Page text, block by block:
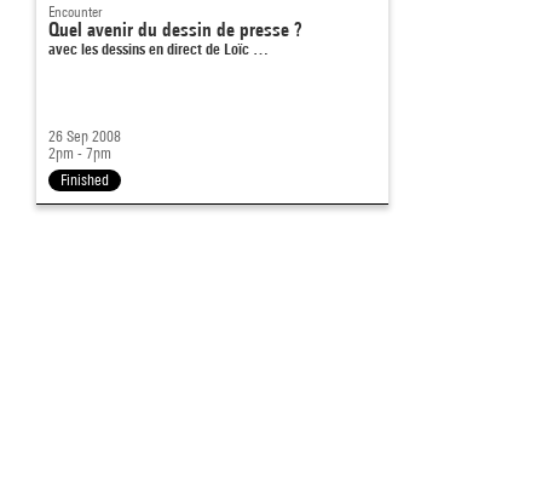
Encounter
Quel avenir du dessin de presse ?
avec les dessins en direct de Loïc …
26 Sep 2008
2pm - 7pm
Finished